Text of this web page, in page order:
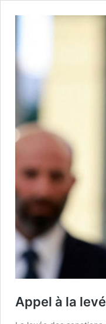
Appel à la